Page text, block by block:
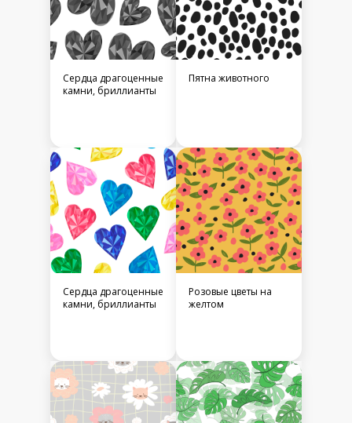
Сердца драгоценные
камни, бриллианты
Пятна животного
Сердца драгоценные
камни, бриллианты
Розовые цветы на
желтом